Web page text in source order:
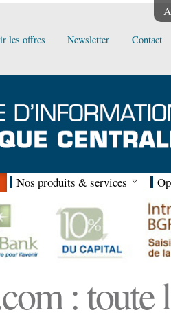
les offres Newsletter Contact
Nos produits & services
: